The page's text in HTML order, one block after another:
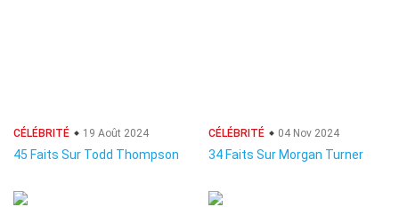
CÉLÉBRITÉ 19 Août 2024
45 Faits Sur Todd Thompson
CÉLÉBRITÉ 04 Nov 2024
34 Faits Sur Morgan Turner